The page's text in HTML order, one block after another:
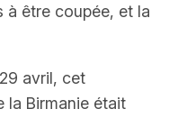
à être coupée, et la
29 avril, cet
la Birmanie était